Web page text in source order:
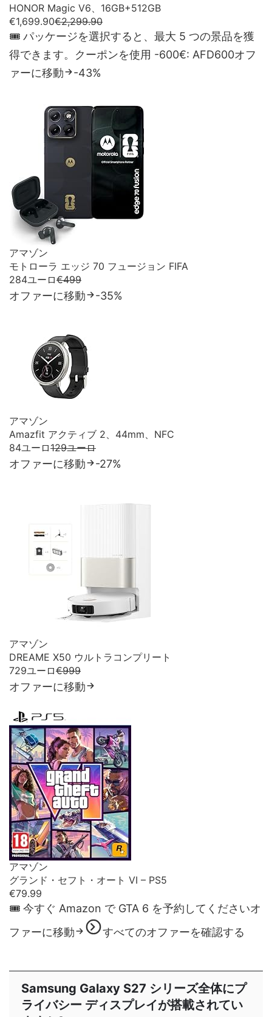
HONOR Magic V6、16GB+512GB
€1,699.90€2,299.90
🎟 パッケージを選択すると、最大 5 つの景品を獲
得できます。クーポンを使用 -600€: AFD600オフ
ァーに移動
-43%
アマゾン
モトローラ エッジ 70 フュージョン FIFA
284ユーロ€499
オファーに移動 -35%
アマゾン
Amazfit アクティブ 2、44mm、NFC
84ユーロ129ユーロ
オファーに移動 -27%
アマゾン
DREAME X50 ウルトラコンプリート
729ユーロ€999
オファーに移動
アマゾン
グランド・セフト・オート VI – PS5
€79.99
🎟 今すぐ Amazon で GTA 6 を予約してくださいオ
ファーに移動
すべてのオファーを確認する
Samsung Galaxy S27 シリーズ全体にプ
ライバシー ディスプレイが搭載されてい